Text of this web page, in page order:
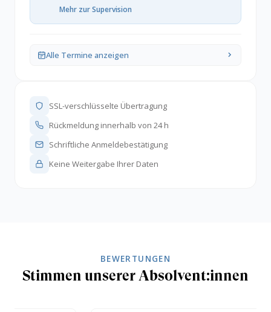
Mehr zur Supervision
Alle Termine anzeigen
SSL-verschlüsselte Übertragung
Rückmeldung innerhalb von 24 h
Schriftliche Anmeldebestätigung
Keine Weitergabe Ihrer Daten
BEWERTUNGEN
Stimmen unserer Absolvent:innen